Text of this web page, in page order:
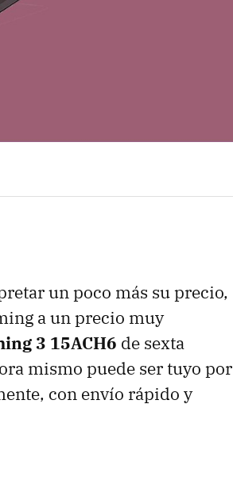
un poco más su precio,
a un precio muy
3 15ACH6 de sexta
mismo puede ser tuyo por
con envío rápido y